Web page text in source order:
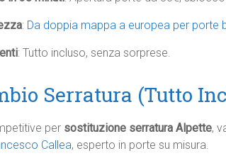
: Da doppia mappa a europea per porte
: Tutto incluso, senza sorprese.​
Serratura (Tutto
per sostituzione serratura Alpette,
Callea, esperto in porte su misura.